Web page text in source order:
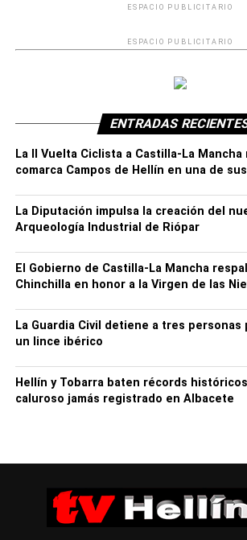
farmacias de la provincia, que
QR desde el que se puede acceder a
Según ha expuesto el subdelegado, el
“identificar que las farmacias son un
para las víctimas, donde pueden
El funcionamiento de las farmacias
delegado del Gobierno, Francisco
presidente del Consejo de Colegios de
protocolo general de actuación que
servicio como primera actuación, pero
erradicación de la violencia de género,
acciones formativas.
en la provincia, por implicarse en esta
en que “todas las fuerzas son
ESPACIO PUBLICITARIO
ESPACIO PUBLICITARIO
ENTRADAS
La II Vuelta Ciclista a Castilla-La
comarca Campos de Hellín en una de
La Diputación impulsa la creación del
Arqueología Industrial de Riópar
El Gobierno de Castilla-La Mancha
Chinchilla en honor a la Virgen de las
La Guardia Civil detiene a tres personas
un lince ibérico
Hellín y Tobarra baten récords
caluroso jamás registrado en Albacete